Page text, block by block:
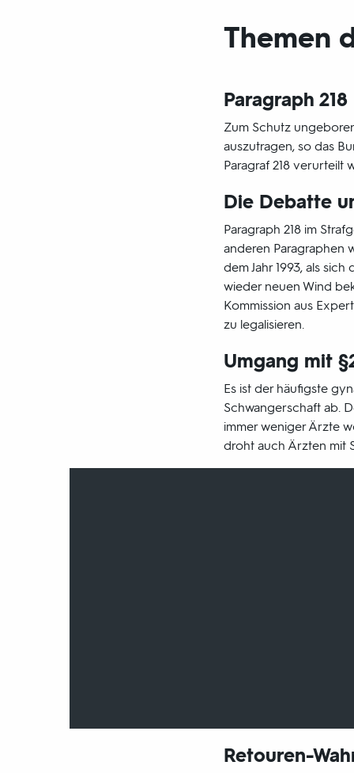
Themen
Paragraph 218
Zum Schutz
auszutragen, so das
Paragraf 218 verurteilt
Die Debatte
Paragraph 218 im
anderen Paragraphen
dem Jahr 1993, als
wieder neuen Wind
Kommission aus
zu legalisieren.
Umgang mit
Es ist der häufigste
Schwangerschaft ab.
immer weniger Ärzte
droht auch Ärzten mit
Retouren-